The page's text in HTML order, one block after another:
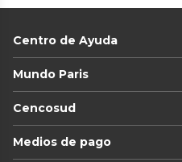
Centro de Ayuda
Mundo Paris
Cencosud
Medios de pago